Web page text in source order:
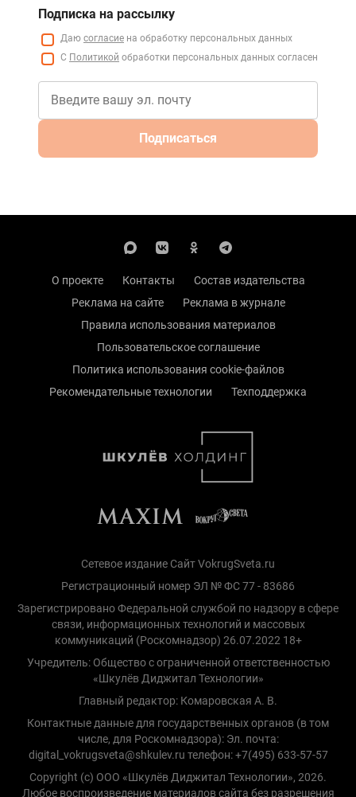
Подписка на рассылку
Даю согласие на обработку персональных данных
С Политикой обработки персональных данных согласен
Подписаться
О проекте Контакты
Состав издательства
Реклама на сайте
Реклама в журнале
Правила использования материалов
Пользовательское соглашение
Политика использования cookie-файлов
Рекомендательные технологии
Техподдержка
Сетевое издание Сайт VokrugSveta.ru
Регистрационный номер ЭЛ № ФС 77 - 83686
Зарегистрировано Федеральной службой по надзору в сфере
связи, информационных технологий и массовых
коммуникаций (Роскомнадзор) 26.07.2022 18+
Учредитель: Общество с ограниченной ответственностью
«Шкулёв Диджитал Технологии»
Главный редактор: Комаровская А. В.
Контактные данные для государственных органов (в том
числе, для Роскомнадзора): Эл. почта:
digital_vokrugsveta@shkulev.ru телефон: +7(495) 633-57-57
Copyright (с) ООО «Шкулёв Диджитал Технологии», 2026.
Любое воспроизведение материалов сайта без разрешения